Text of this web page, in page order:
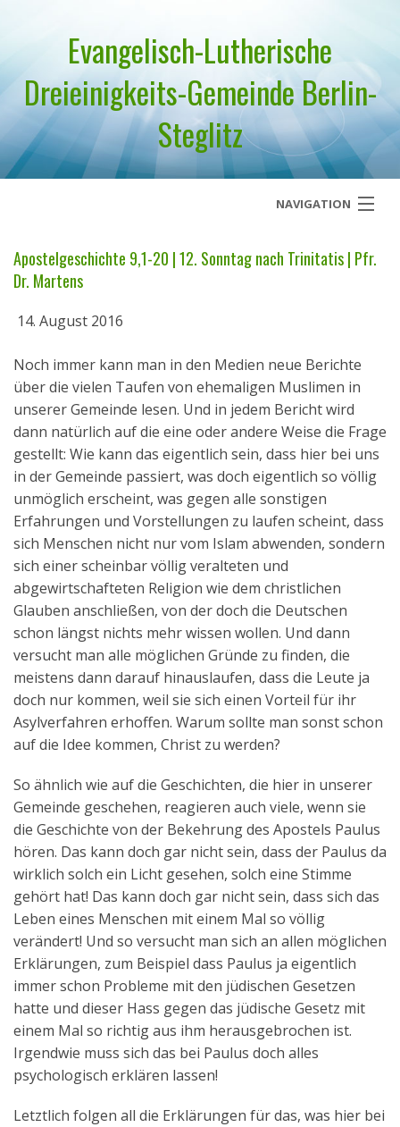
Evangelisch-Lutherische
Dreieinigkeits-Gemeinde Berlin-
Steglitz
NAVIGATION
Über uns
Geistliches Wort
Termine
Aktuelles
Kontakt
English
Apostelgeschichte 9,1-20 | 12. Sonntag nach Trinitatis | Pfr.
Dr. Martens
14. August 2016
Noch immer kann man in den Medien neue Berichte
über die vielen Taufen von ehemaligen Muslimen in
unserer Gemeinde lesen. Und in jedem Bericht wird
dann natürlich auf die eine oder andere Weise die Frage
gestellt: Wie kann das eigentlich sein, dass hier bei uns
in der Gemeinde passiert, was doch eigentlich so völlig
unmöglich erscheint, was gegen alle sonstigen
Erfahrungen und Vorstellungen zu laufen scheint, dass
sich Menschen nicht nur vom Islam abwenden, sondern
sich einer scheinbar völlig veralteten und
abgewirtschafteten Religion wie dem christlichen
Glauben anschließen, von der doch die Deutschen
schon längst nichts mehr wissen wollen. Und dann
versucht man alle möglichen Gründe zu finden, die
meistens dann darauf hinauslaufen, dass die Leute ja
doch nur kommen, weil sie sich einen Vorteil für ihr
Asylverfahren erhoffen. Warum sollte man sonst schon
auf die Idee kommen, Christ zu werden?
So ähnlich wie auf die Geschichten, die hier in unserer
Gemeinde geschehen, reagieren auch viele, wenn sie
die Geschichte von der Bekehrung des Apostels Paulus
hören. Das kann doch gar nicht sein, dass der Paulus da
wirklich solch ein Licht gesehen, solch eine Stimme
gehört hat! Das kann doch gar nicht sein, dass sich das
Leben eines Menschen mit einem Mal so völlig
verändert! Und so versucht man sich an allen möglichen
Erklärungen, zum Beispiel dass Paulus ja eigentlich
immer schon Probleme mit den jüdischen Gesetzen
hatte und dieser Hass gegen das jüdische Gesetz mit
einem Mal so richtig aus ihm herausgebrochen ist.
Irgendwie muss sich das bei Paulus doch alles
psychologisch erklären lassen!
Letztlich folgen all die Erklärungen für das, was hier bei